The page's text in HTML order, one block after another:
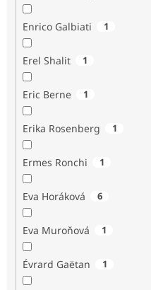
Enrico Galbiati 1
Erel Shalit 1
Eric Berne 1
Erika Rosenberg 1
Ermes Ronchi 1
Eva Horáková 6
Eva Muroňová 1
Évrard Gaëtan 1